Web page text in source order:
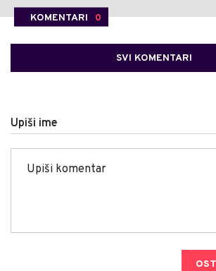
KOMENTARI 0
SVI KOMENTARI
Upiši ime